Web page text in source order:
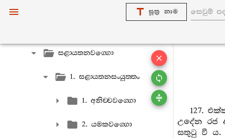
සූත්‍ර නාම
සළායතනවග‍්ගො
1. සළායතනසංයුත‍්තං
1. අනිච‍්චවග‍්ගො
2. යමකවග‍්ගො
127.
උදේන රජ
සතුටු වී ය.